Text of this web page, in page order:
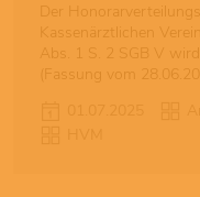
Der
Kassenärztlichen
Abs. 1 S. 2 SGB V
(Fassung vom